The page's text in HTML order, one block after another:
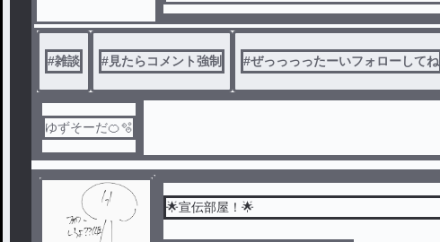
してくれるよね？((圧
#雑談 #見たらコメント強制 #ぜっっっったーいフォローしてね
ゆずそーだ🍊🫧
🌟宣伝部屋！🌟